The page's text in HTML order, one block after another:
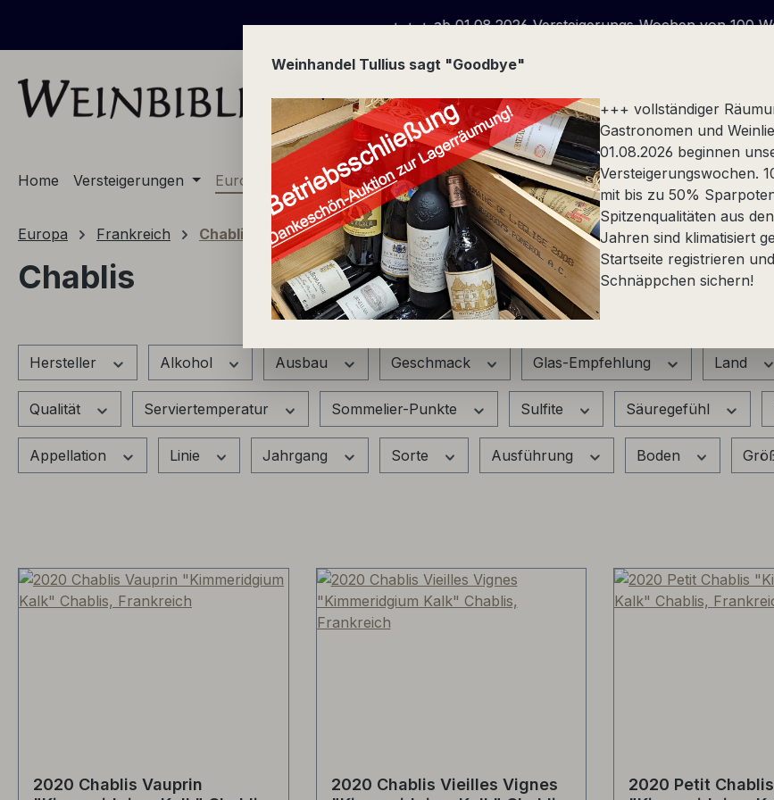
+ + + ab 01.08.2026 Versteigerungs-Wochen von 100
Home Versteigerungen Europa Champagne Stückfass Spezialität Alkoholfrei Präsente
Europa Frankreich Chablis
Chablis
Hersteller Alkohol Ausbau Geschmack Glas-Empfehlung Land
Qualität Serviertemperatur Sommelier-Punkte Sulfite Säuregefühl
Appellation Linie Jahrgang Sorte Ausführung Boden
2020 Chablis Vauprin
2020 Chablis Vieilles Vignes
2020 Petit Chablis
Weinhandel Tullius sagt "Goodbye"
+++ vollständiger
Gastronomen und
01.08.2026 beginnen
Versteigerungswochen.
mit bis zu 50%
Spitzenqualitäten aus
Jahren sind klimatisiert
Startseite registrieren
Schnäppchen sichern!